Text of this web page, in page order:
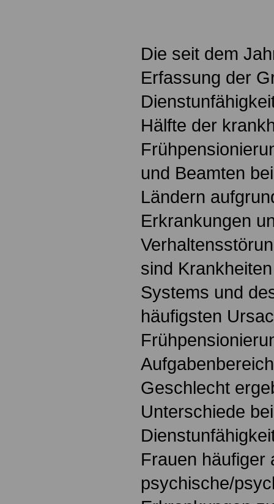
Die seit dem
Erfassung der
Hälfte der
und Beamten
Ländern
Erkrankungen
sind
Systems und
häufigsten
Geschlecht
Unterschiede
Frauen häufiger
psychische/